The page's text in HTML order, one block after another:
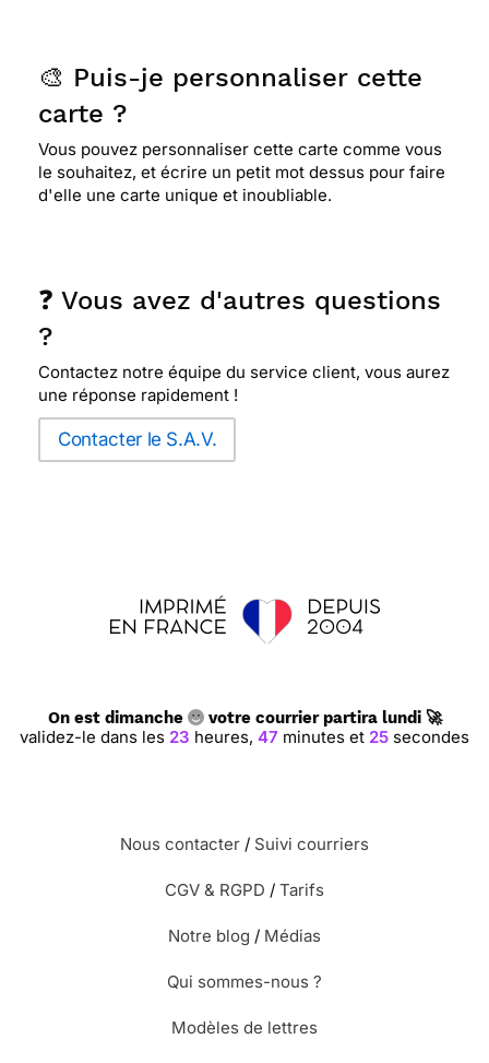
🎨 Puis-je personnaliser cette
carte ?
Vous pouvez personnaliser cette carte comme vous
le souhaitez, et écrire un petit mot dessus pour faire
d'elle une carte unique et inoubliable.
❓ Vous avez d'autres questions
?
Contactez notre équipe du service client, vous aurez
une réponse rapidement !
Contacter le S.A.V.
On est dimanche votre courrier partira lundi 🚀
validez-le dans les 23 heures, 47 minutes et 24 secondes
Nous contacter / Suivi courriers
CGV & RGPD / Tarifs
Notre blog / Médias
Qui sommes-nous ?
Modèles de lettres